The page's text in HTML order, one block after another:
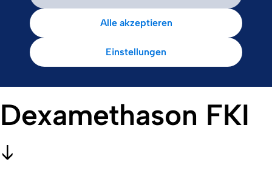
Dexamethason FKI
Alle akzeptieren
Einstellungen